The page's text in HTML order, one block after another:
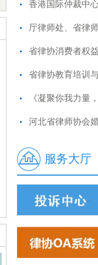
香港国际仲裁中
省律协消费者权
省律协教育培训
服务大厅